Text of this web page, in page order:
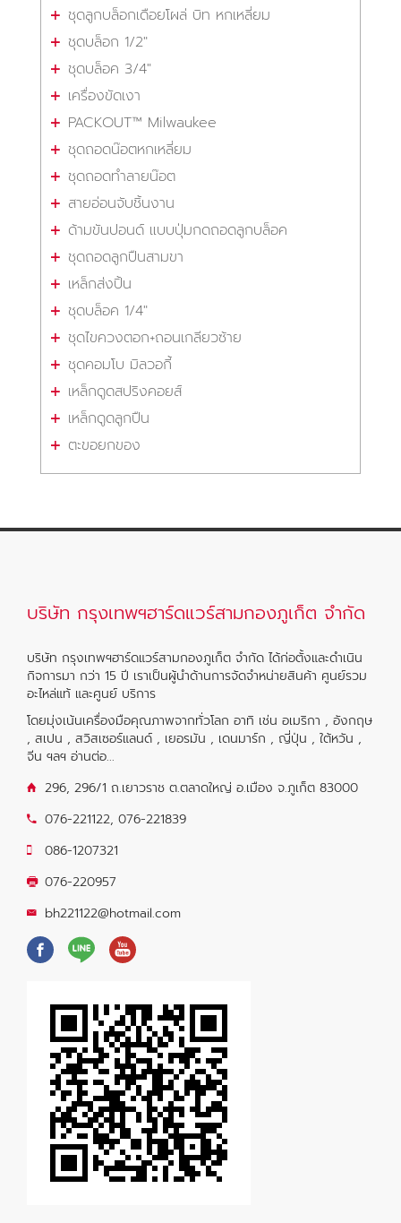
ชุดลูกบล็อกเดือยโผล่ บิท หกเหลี่ยม
ชุดบล็อก 1/2"
ชุดบล็อค 3/4"
เครื่องขัดเงา
PACKOUT™ Milwaukee
ชุดถอดน๊อตหกเหลี่ยม
ชุดถอดทำลายน๊อต
สายอ่อนจับชิ้นงาน
ด้ามขันปอนด์ แบบปุ่มกดถอดลูกบล็อค
ชุดถอดลูกปืนสามขา
เหล็กส่งปิ้น
ชุดบล็อค 1/4"
ชุดไขควงตอก+ถอนเกลียวซ้าย
ชุดคอมโบ มิลวอกี้
เหล็กดูดสปริงคอยส์
เหล็กดูดลูกปืน
ตะขอยกของ
บริษัท กรุงเทพฯฮาร์ดแวร์สามกองภูเก็ต จำกัด
บริษัท กรุงเทพฯฮาร์ดแวร์สามกองภูเก็ต จำกัด ได้ก่อตั้งและดำเนิน
กิจการมา กว่า 15 ปี เราเป็นผู้นำด้านการจัดจำหน่ายสินค้า ศูนย์รวม
อะไหล่แท้ และศูนย์ บริการ
โดยมุ่งเน้นเครื่องมือคุณภาพจากทั่วโลก อาทิ เช่น อเมริกา , อังกฤษ
, สเปน , สวิสเซอร์แลนด์ , เยอรมัน , เดนมาร์ก , ญี่ปุ่น , ใต้หวัน ,
จีน ฯลฯ อ่านต่อ...
296, 296/1 ถ.เยาวราช ต.ตลาดใหญ่ อ.เมือง จ.ภูเก็ต 83000
076-221122, 076-221839
086-1207321
076-220957
bh221122@hotmail.com